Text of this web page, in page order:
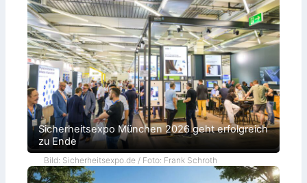
Sicherheitsexpo München 2026 geht erfolgreich
zu Ende
Bild: Sicherheitsexpo.de / Foto: Frank Schroth